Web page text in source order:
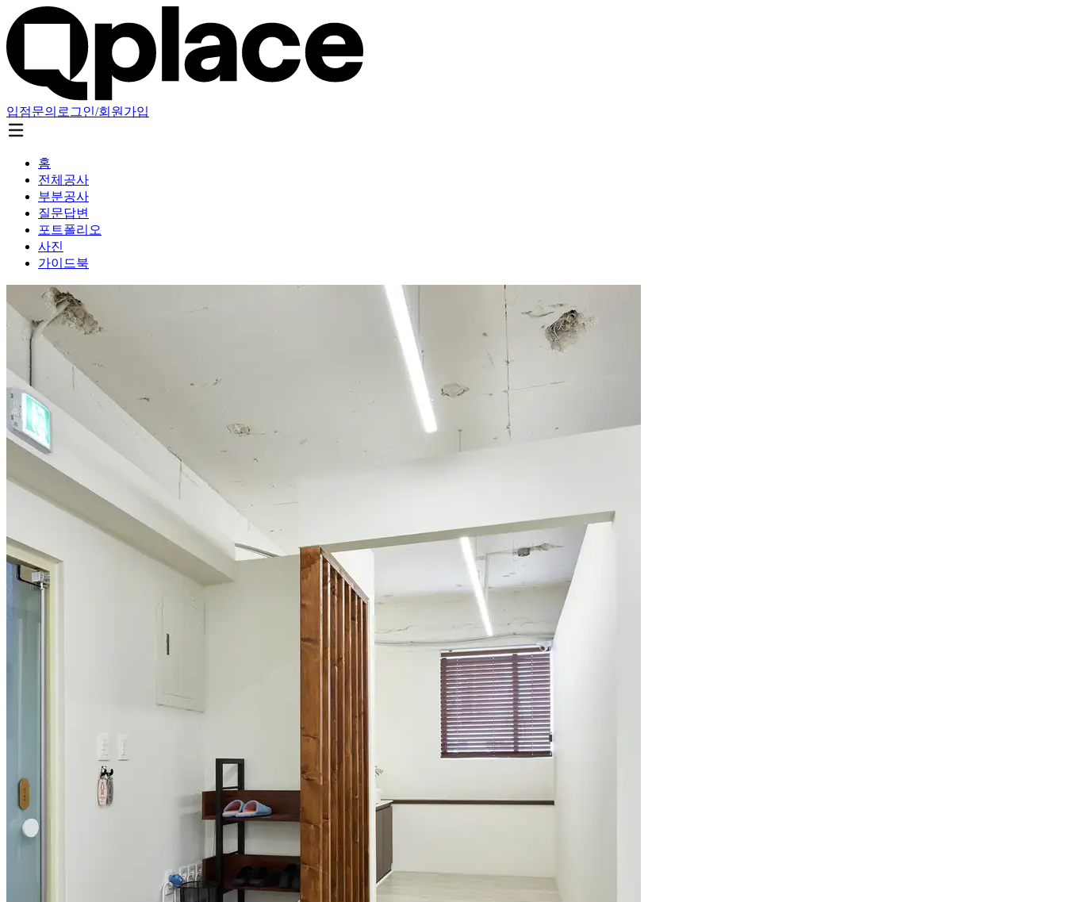
입점문의 로그인/회원가입
홈
전체공사
부분공사
질문답변
포트폴리오
사진
가이드북